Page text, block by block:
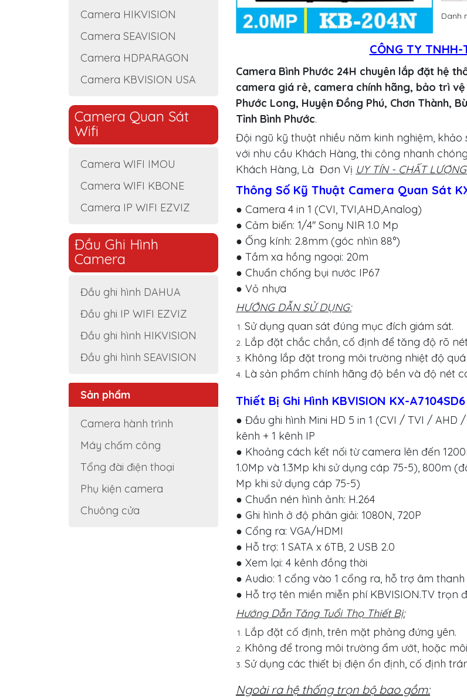
Danh
CÔNG TY
Camera Bình Phước 24H chuyên lắp đặt hệ
camera giá rẻ, camera chính hãng, bảo trì
Phước Long, Huyện Đồng Phú, Chơn Thành,
Tỉnh Bình Phước.
Đội ngũ kỹ thuật nhiều năm kinh nghiệm,
với nhu cầu Khách Hàng, thi công nhanh
Khách Hàng, Là Đơn Vị UY TÍN - CHẤT
Thông Số Kỹ Thuật Camera Quan Sát
● Camera 4 in 1 (CVI, TVI,AHD,Analog)
● Cảm biến: 1/4'' Sony NIR 1.0 Mp
● Ống kính: 2.8mm (góc nhìn 88°)
● Tầm xa hồng ngoại: 20m
● Chuẩn chống bụi nước IP67
● Vỏ nhựa
HƯỚNG DẪN SỬ DỤNG:
Sử dụng quan sát đúng mục đích giám sát.
Lắp đặt chắc chắn, cố định để tăng độ rõ
Không lắp đặt trong môi trường nhiệt độ
Là sản phẩm chính hãng độ bền và độ nét
Thiết Bị Ghi Hình KBVISION KX-A7104SD6
● Đầu ghi hình Mini HD 5 in 1 (CVI / TVI / AHD
kênh + 1 kênh IP
● Khoảng cách kết nối từ camera lên đến
1.0Mp và 1.3Mp khi sử dụng cáp 75-5), 800m
Mp khi sử dụng cáp 75-5)
● Chuẩn nén hình ảnh: H.264
● Ghi hình ở độ phân giải: 1080N, 720P
● Cổng ra: VGA/HDMI
● Hỗ trợ: 1 SATA x 6TB, 2 USB 2.0
● Xem lại: 4 kênh đồng thời
● Audio: 1 cổng vào 1 cổng ra, hỗ trợ âm thanh
● Hỗ trợ tên miền miễn phí KBVISION.TV trọn
Hướng Dẫn Tăng Tuổi Thọ Thiết Bị:
Lắp đặt cố định, trên mặt phảng đứng yên.
Không để trong môi trường ẩm ướt, hoặc
Sử dụng các thiết bị điện ổn định, cố định
Ngoài ra hệ thống trọn bộ bao gồm:
Camera HIKVISION
Camera SEAVISION
Camera HDPARAGON
Camera KBVISION USA
Camera Quan Sát
Wifi
Camera WIFI IMOU
Camera WIFI KBONE
Camera IP WIFI EZVIZ
Đầu Ghi Hình
Camera
Đầu ghi hình DAHUA
Đầu ghi IP WIFI EZVIZ
Đầu ghi hình HIKVISION
Đầu ghi hình SEAVISION
Sản phẩm
Camera hành trình
Máy chấm công
Tổng đài điện thoại
Phụ kiện camera
Chuông cửa